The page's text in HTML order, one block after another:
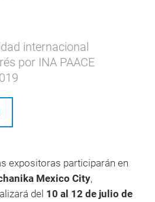
internacional
por INA PAACE
expositoras participarán en
Mexico City,
del 10 al 12 de julio de